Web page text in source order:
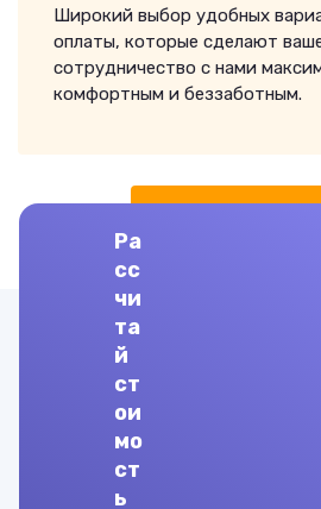
ЗАКАЗАТЬ
Широкий выбор удобных
оплаты, которые сделают
сотрудничество с нами
комфортным и беззаботным.
Другие
Дискретные
Ра
сс
чи
та
й
ст
ои
мо
ст
ь